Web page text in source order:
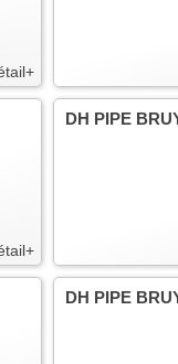
DH PIPE
DH PIPE